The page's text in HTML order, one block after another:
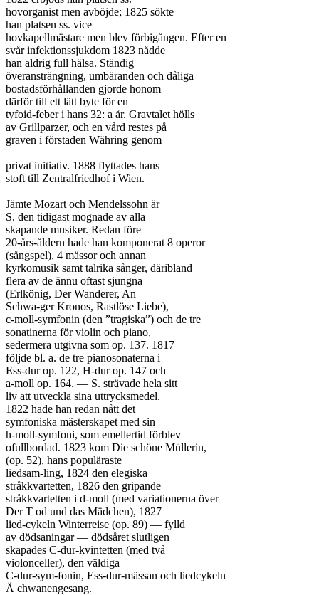
hovorganist men avböjde; 1825 sökte
han platsen ss. vice
hovkapellmästare men blev förbigången. Efter en
svår infektionssjukdom 1823 nådde
han aldrig full hälsa. Ständig
överansträngning, umbäranden och dåliga
bostadsförhållanden gjorde honom
därför till ett lätt byte för en
tyfoid-feber i hans 32: a år. Gravtalet hölls
av Grillparzer, och en vård restes på
graven i förstaden Währing genom
privat initiativ. 1888 flyttades hans
stoft till Zentralfriedhof i Wien.
Jämte Mozart och Mendelssohn är
S. den tidigast mognade av alla
skapande musiker. Redan före
20-års-åldern hade han komponerat 8 operor
(sångspel), 4 mässor och annan
kyrkomusik samt talrika sånger, däribland
flera av de ännu oftast sjungna
(Erlkönig, Der Wanderer, An
Schwa-ger Kronos, Rastlöse Liebe),
c-moll-symfonin (den ”tragiska”) och de tre
sonatinerna för violin och piano,
sedermera utgivna som op. 137. 1817
följde bl. a. de tre pianosonaterna i
Ess-dur op. 122, H-dur op. 147 och
a-moll op. 164. — S. strävade hela sitt
liv att utveckla sina uttrycksmedel.
1822 hade han redan nått det
symfoniska mästerskapet med sin
h-moll-symfoni, som emellertid förblev
ofullbordad. 1823 kom Die schöne Müllerin,
(op. 52), hans populäraste
liedsam-ling, 1824 den elegiska
stråkkvartetten, 1826 den gripande
stråkkvartetten i d-moll (med variationerna över
Der T od und das Mädchen), 1827
lied-cykeln Winterreise (op. 89) — fylld
av dödsaningar — dödsåret slutligen
skapades C-dur-kvintetten (med två
violonceller), den väldiga
C-dur-sym-fonin, Ess-dur-mässan och liedcykeln
Ä chwanengesang.